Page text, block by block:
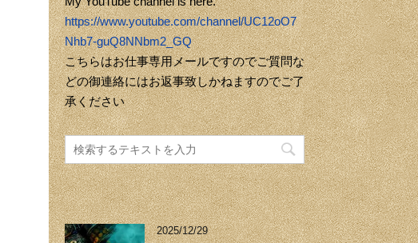
https://www.youtube.com/channel/UC12oO7
Nhb7-guQ8NNbm2_GQ
こちらはお仕事専用メールですのでご質問な
どの御連絡にはお返事致しかねますのでご了
承ください
2025/12/29